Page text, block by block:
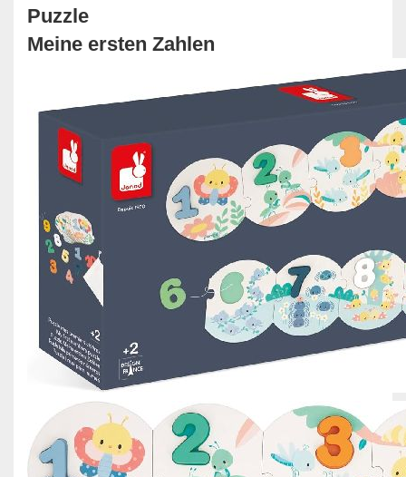
Puzzle
Meine ersten Zahlen